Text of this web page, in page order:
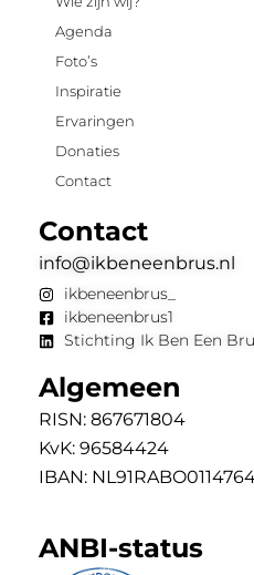
Agenda
Foto’s
Inspiratie
Ervaringen
Donaties
Contact
Contact
info@ikbeneenbrus.nl
ikbeneenbrus_
ikbeneenbrus1
Stichting Ik Ben Een
Algemeen
RISN: 867671804
KvK: 96584424
IBAN:
ANBI-status